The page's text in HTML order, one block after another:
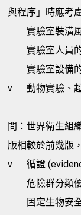
與程序」時應考
實驗室裝潢
實驗室人員
實驗室設備
v
動物實驗、
問：世界衛生組
版相較於前幾版
v
循證
危險群分類
固定生物安